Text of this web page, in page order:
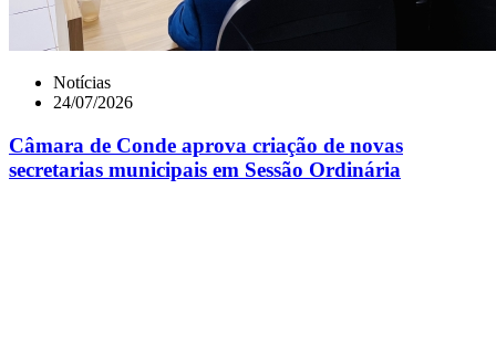
Notícias
24/07/2026
Câmara de Conde aprova criação de novas
secretarias municipais em Sessão Ordinária